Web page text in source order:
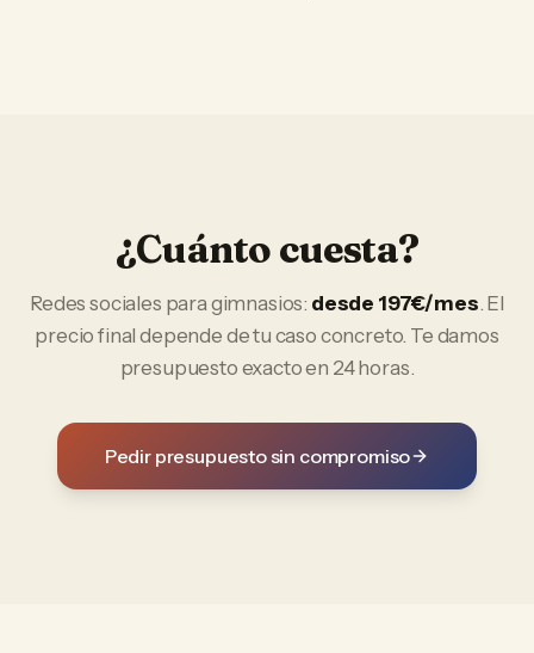
¿Cuánto cuesta?
Redes sociales paragimnasios: desde 197€/mes. El
precio final depende de tu caso concreto. Te damos
presupuesto exacto en 24 horas.
Pedir presupuesto sin compromiso